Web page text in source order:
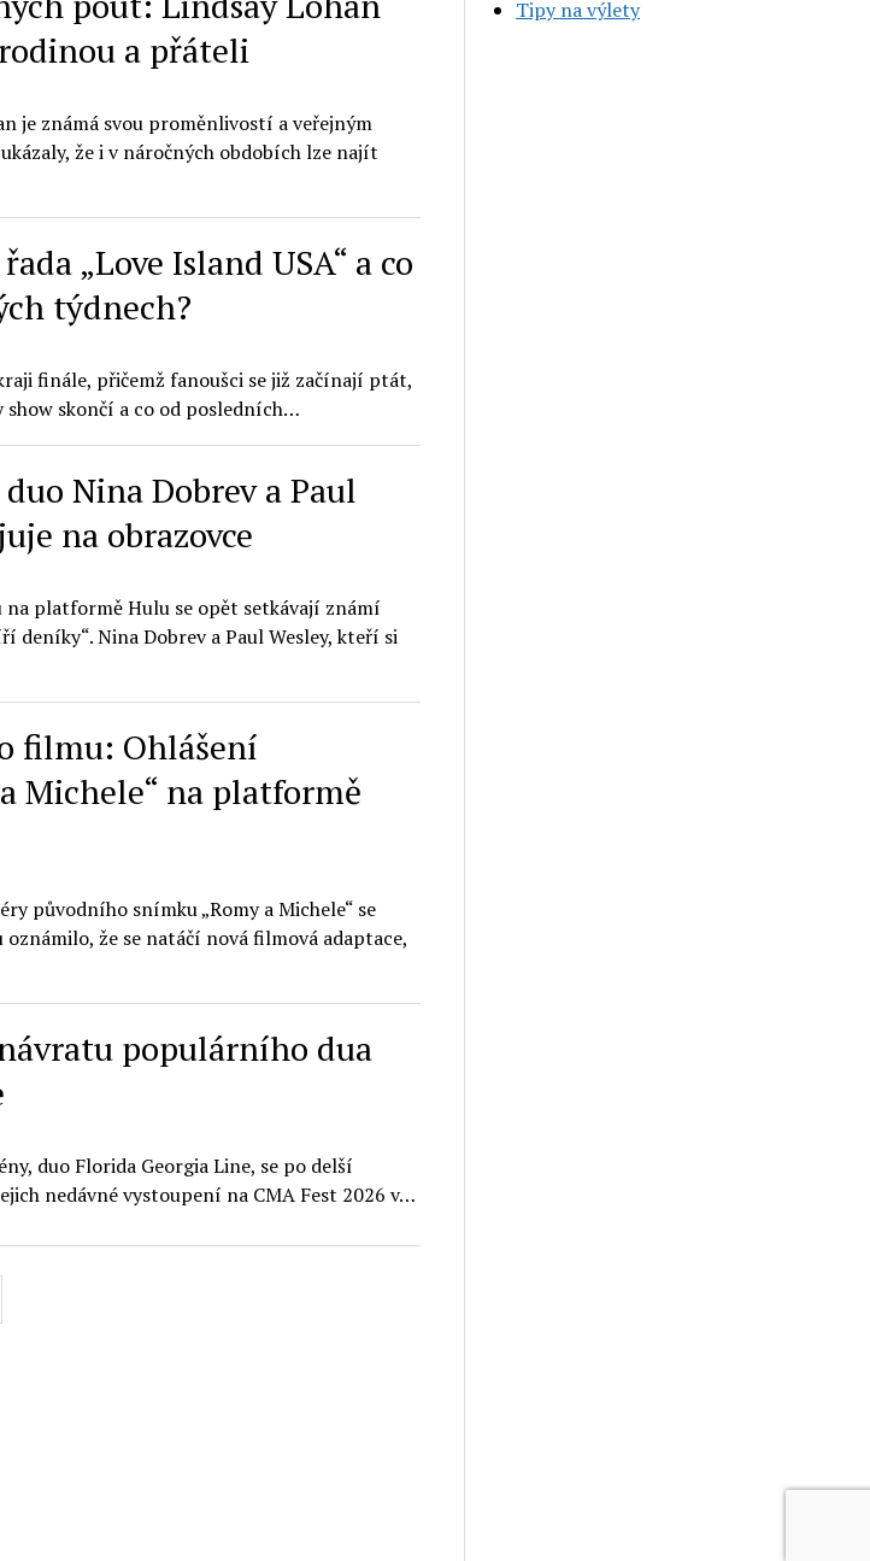
a přáteli
je známá svou proměnlivostí a veřejným
že i v náročných obdobích lze najít
„Love Island USA“ a co
týdnech?
finále, přičemž fanoušci se již začínají ptát,
skončí a co od posledních…
Nina Dobrev a Paul
na obrazovce
platformě Hulu se opět setkávají známí
deníky“. Nina Dobrev a Paul Wesley, kteří si
filmu: Ohlášení
Michele“ na platformě
původního snímku „Romy a Michele“ se
že se natáčí nová filmová adaptace,
populárního dua
duo Florida Georgia Line, se po delší
nedávné vystoupení na CMA Fest 2026 v…
Tipy na výlety